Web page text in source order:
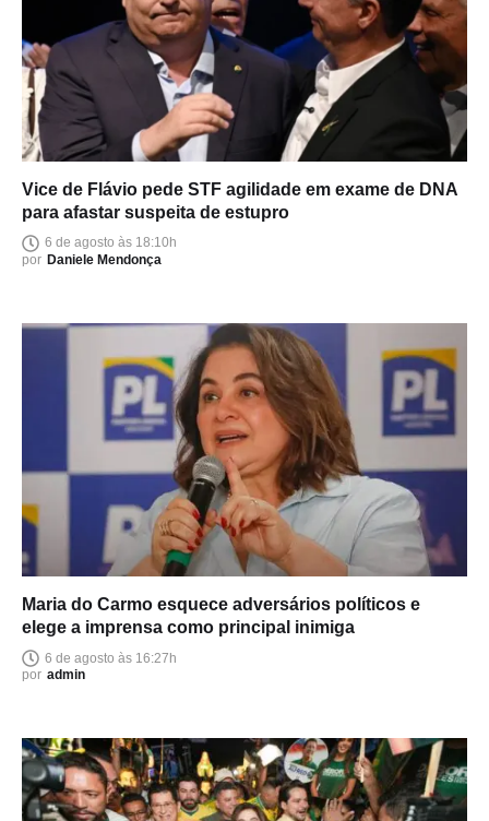
Vice de Flávio pede STF agilidade em exame de DNA
para afastar suspeita de estupro
6 de agosto às 18:10h
por Daniele Mendonça
Maria do Carmo esquece adversários políticos e
elege a imprensa como principal inimiga
6 de agosto às 16:27h
por admin